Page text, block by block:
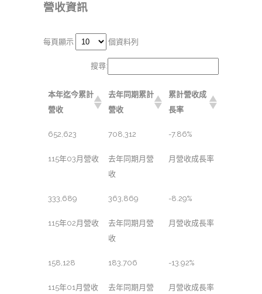
營收資訊
每頁顯示 個資料列
搜尋:
本年迄今累計
營收
去年同期累計
營收
累計營收成
長率
652,623 708,312 -7.86%
115年03月營收
去年同期月營
收
月營收成長率
333,689 363,869 -8.29%
115年02月營收
去年同期月營
收
月營收成長率
158,128 183,706 -13.92%
115年01月營收
去年同期月營
月營收成長率